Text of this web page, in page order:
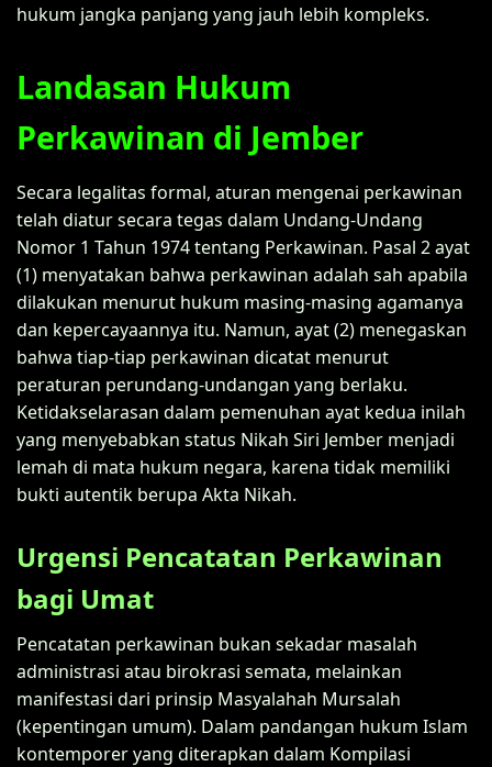
hukum jangka panjang yang jauh lebih kompleks.
Landasan Hukum
Perkawinan di Jember
Secara legalitas formal, aturan mengenai perkawinan
telah diatur secara tegas dalam Undang-Undang
Nomor 1 Tahun 1974 tentang Perkawinan. Pasal 2 ayat
(1) menyatakan bahwa perkawinan adalah sah apabila
dilakukan menurut hukum masing-masing agamanya
dan kepercayaannya itu. Namun, ayat (2) menegaskan
bahwa tiap-tiap perkawinan dicatat menurut
peraturan perundang-undangan yang berlaku.
Ketidakselarasan dalam pemenuhan ayat kedua inilah
yang menyebabkan status Nikah Siri Jember menjadi
lemah di mata hukum negara, karena tidak memiliki
bukti autentik berupa Akta Nikah.
Urgensi Pencatatan Perkawinan
bagi Umat
Pencatatan perkawinan bukan sekadar masalah
administrasi atau birokrasi semata, melainkan
manifestasi dari prinsip Masyalahah Mursalah
(kepentingan umum). Dalam pandangan hukum Islam
kontemporer yang diterapkan dalam Kompilasi